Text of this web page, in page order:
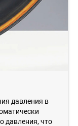
давления в
давления, что